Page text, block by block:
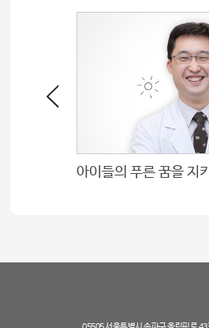
아이들의 푸른 꿈을 지